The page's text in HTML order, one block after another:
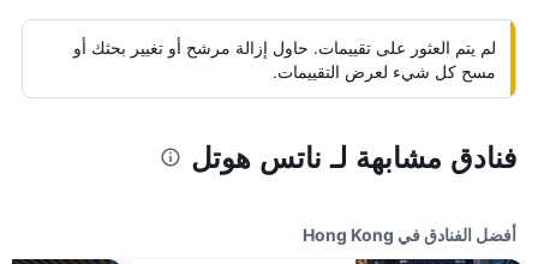
لم يتم العثور على تقييمات. حاول إزالة مرشح أو تغيير بحثك أو
مسح كل شيء لعرض التقييمات.
فنادق مشابهة لـ ناتس هوتل
أفضل الفنادق في Hong Kong